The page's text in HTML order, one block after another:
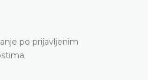
po prijavljenim